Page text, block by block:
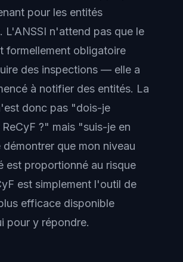
pour les entités
L'ANSSI n'attend pas que le
formellement obligatoire
des inspections — elle a
à notifier des entités. La
donc pas "dois-je
?" mais "suis-je en
démontrer que mon niveau
est proportionné au risque
est simplement l'outil de
efficace disponible
pour y répondre.